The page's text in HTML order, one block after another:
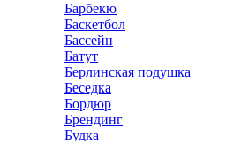
Барбекю
Баскетбол
Бассейн
Батут
Берлинская подушка
Беседка
Бордюр
Брендинг
Будка